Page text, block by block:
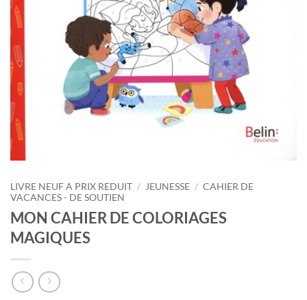
LIVRE NEUF A PRIX REDUIT / JEUNESSE / CAHIER DE
VACANCES - DE SOUTIEN
MON CAHIER DE COLORIAGES
MAGIQUES